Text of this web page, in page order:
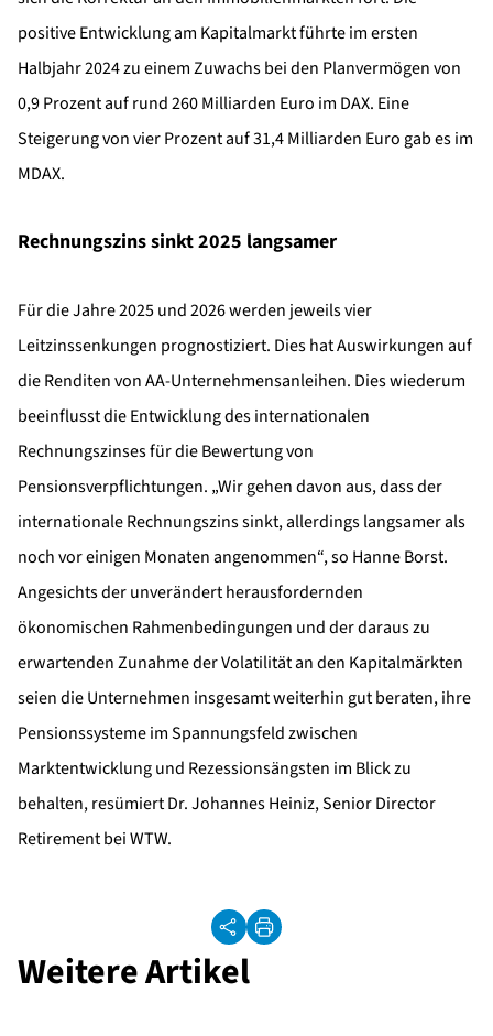
positive Entwicklung am Kapitalmarkt führte im ersten
Halbjahr 2024 zu einem Zuwachs bei den Planvermögen von
0,9 Prozent auf rund 260 Milliarden Euro im DAX. Eine
Steigerung von vier Prozent auf 31,4 Milliarden Euro gab es im
MDAX.
Rechnungszins sinkt 2025 langsamer
Für die Jahre 2025 und 2026 werden jeweils vier
Leitzinssenkungen prognostiziert. Dies hat Auswirkungen auf
die Renditen von AA-Unternehmensanleihen. Dies wiederum
beeinflusst die Entwicklung des internationalen
Rechnungszinses für die Bewertung von
Pensionsverpflichtungen. „Wir gehen davon aus, dass der
internationale Rechnungszins sinkt, allerdings langsamer als
noch vor einigen Monaten angenommen“, so Hanne Borst.
Angesichts der unverändert herausfordernden
ökonomischen Rahmenbedingungen und der daraus zu
erwartenden Zunahme der Volatilität an den Kapitalmärkten
seien die Unternehmen insgesamt weiterhin gut beraten, ihre
Pensionssysteme im Spannungsfeld zwischen
Marktentwicklung und Rezessionsängsten im Blick zu
behalten, resümiert Dr. Johannes Heiniz, Senior Director
Retirement bei WTW.
Weitere Artikel